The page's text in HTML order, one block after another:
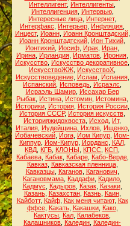
Интеллигент, Интеллигенты
Интеллигенция, Интервью,
Интересные лица Интернет,
Интерфакс
Интерьер Инфляция
Инцест, Иоанн, Иоанн Кронштадский,
Иоанн Кронштадтский Ион Тихий
Ионтихий Иосиф Ирак Иран
Ирина Ирландия Ирматов Ирония
Искусство Искусство декоративное
ИскусствоЖЖ ИскусствоХ
Искусствоведение, Ислам Испания,
Испанский Исповедь Исраэлс
Исраэль Шамир, Иссахар Бер
Рыбак Истина Истомин Истомина
Историки, История, История России,
История СССР, История искусств
Историяжидохвоста Исход Ит,
Италия, Иудейщина, Ихлов, Ищенко,
Йобачевский Йога Йом Кипур Йом-
Киппур, Йом-Кипур, Йорданс КАЛ,
КВД КГБ КЛОНЫ КПСС КСП
Кабаева, Кабак, Кабаре, Кабо-Верде,
Кавказ, Кавказская пленница,
Кавказцы, Каганов, Каганович
Кагановмама Каддафи Кадило
Кадмус
Кадыров, Казак, Казаки,
Казань, Казахстан, Казнь, Каин,
Кайботт, Кайф, Как меня читают, Как
ффсе, Какать, Какашки, Како,
Кактусы Кал Калабеков
Калашников Каледин Каледин-